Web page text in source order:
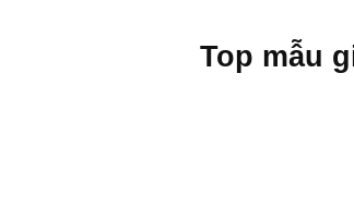
Top mẫu